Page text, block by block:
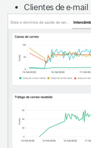
Clientes de e-mail